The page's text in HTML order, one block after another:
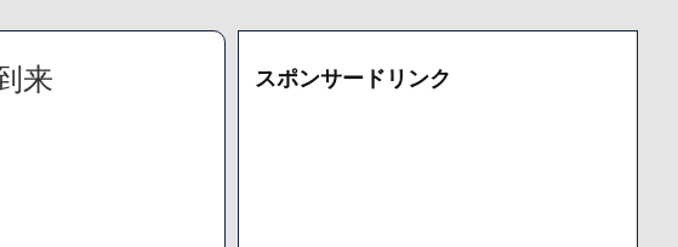
バエ」のSNS更新が1週間途絶え、様々な憶測が飛び交う。1週間ぶりの投稿でも
ではなく「俺」となっており、本人ではないとの憶測が広がる
のパソコンだった「VAIO」家電量販店のノジマに買収されてしまう
来 スポンサードリンク